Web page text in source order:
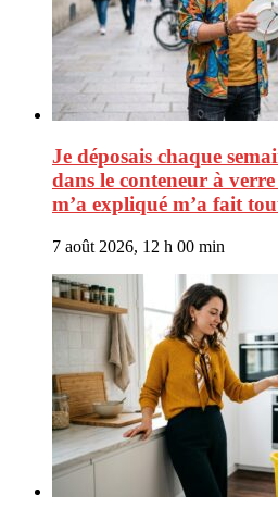
Je déposais chaque
dans le conteneur à
m’a expliqué m’a fait
7 août 2026, 12 h 00 min